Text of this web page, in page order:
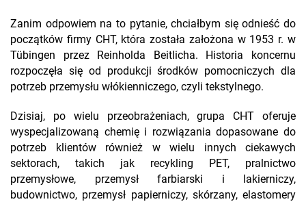
Zanim odpowiem na to pytanie, chciałbym się odnieść do
początków firmy CHT, która została założona w 1953 r. w
Tübingen przez Reinholda Beitlicha. Historia koncernu
rozpoczęła się od produkcji środków pomocniczych dla
potrzeb przemysłu włókienniczego, czyli tekstylnego.
Dzisiaj, po wielu przeobrażeniach, grupa CHT oferuje
wyspecjalizowaną chemię i rozwiązania dopasowane do
potrzeb klientów również w wielu innych ciekawych
sektorach, takich jak recykling PET, pralnictwo
przemysłowe, przemysł farbiarski i lakierniczy,
budownictwo, przemysł papierniczy, skórzany, elastomery